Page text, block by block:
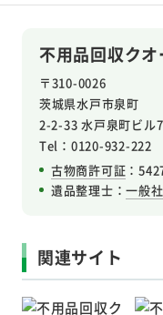
不用品回収ク
〒310-0026
茨城県水戸市泉町
2-2-33 水戸泉町ビル
Tel：0120-932-222
古物商許可証 ：
遺品整理士：一般
関連サイト